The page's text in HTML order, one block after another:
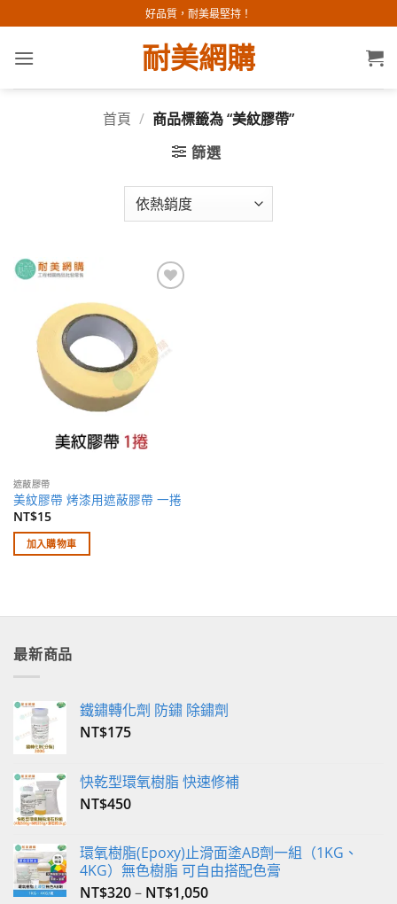
to
content
好品質，耐美最堅持！
耐美網購
首頁 / 商品標籤為 “美紋膠帶”
篩選
遮蔽膠帶
美紋膠帶 烤漆用遮蔽膠帶 一捲
NT$15
加入購物車
最新商品
鐵鏽轉化劑 防鏽 除鏽劑
NT$175
快乾型環氧樹脂 快速修補
NT$450
環氧樹脂(Epoxy)止滑面塗AB劑一組（1KG、
4KG）無色樹脂 可自由搭配色膏
NT$320– NT$1,050